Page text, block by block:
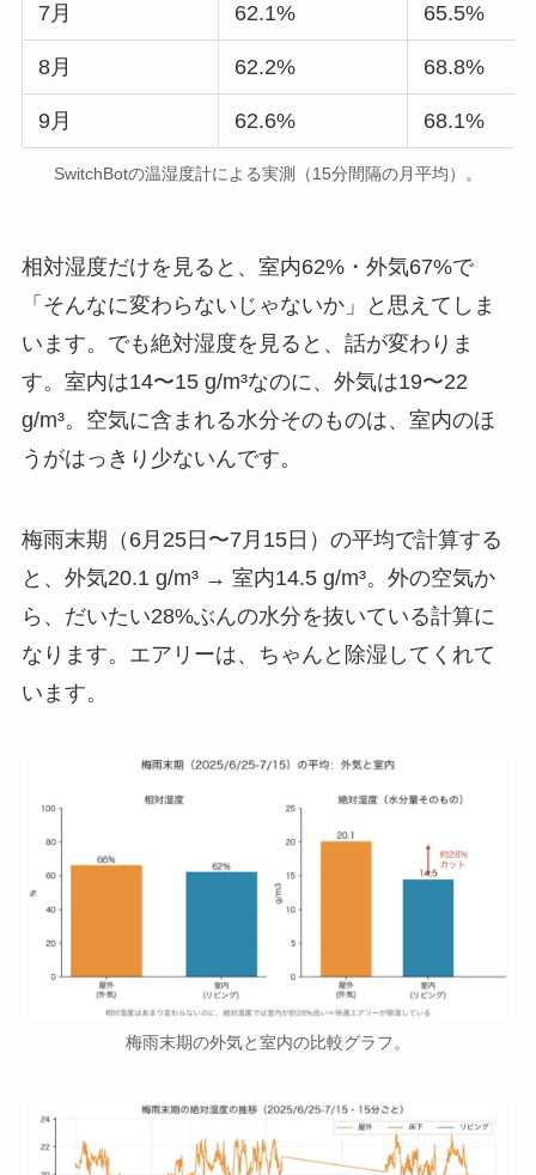
7月 62.1% 65.5%
8月 62.2% 68.8%
9月 62.6% 68.1%
SwitchBotの温湿度計による実測（15分間隔の月平均）。
相対湿度だけを見ると、室内62%・外気67%で
「そんなに変わらないじゃないか」と思えてしま
います。でも絶対湿度を見ると、話が変わりま
す。室内は14〜15 g/m³なのに、外気は19〜22
g/m³。空気に含まれる水分そのものは、室内のほ
うがはっきり少ないんです。
梅雨末期（6月25日〜7月15日）の平均で計算する
と、外気20.1 g/m³ → 室内14.5 g/m³。外の空気か
ら、だいたい28%ぶんの水分を抜いている計算に
なります。エアリーは、ちゃんと除湿してくれて
います。
梅雨末期の外気と室内の比較グラフ。